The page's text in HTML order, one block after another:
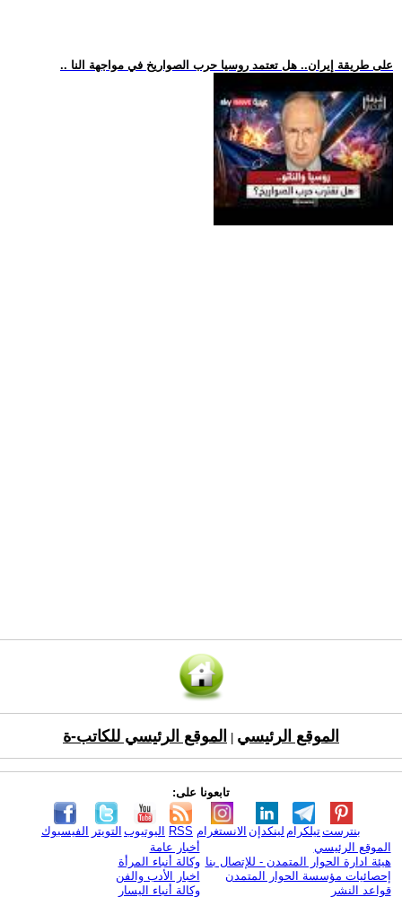
.. على طريقة إيران.. هل تعتمد روسيا حرب الصواريخ في مواجهة النا
الموقع الرئيسي الموقع الرئيسي للكاتب-ة
تابعونا على:
الفيسبوك التويتر اليوتيوب RSS الانستغرام لينكدإن تيلكرامبنترست
الموقع الرئيسي
هيئة ادارة الحوار المتمدن - للإتصال بنا
إحصائيات مؤسسة الحوار المتمدن
قواعد النشر
أخبار عامة
وكالة أنباء المرأة
اخبار الأدب والفن
وكالة أنباء اليسار